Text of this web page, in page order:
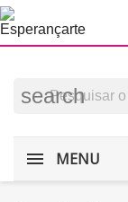
search
MENU